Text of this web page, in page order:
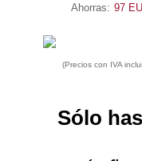
Ahorras: 97
(Precios con IVA
Sólo